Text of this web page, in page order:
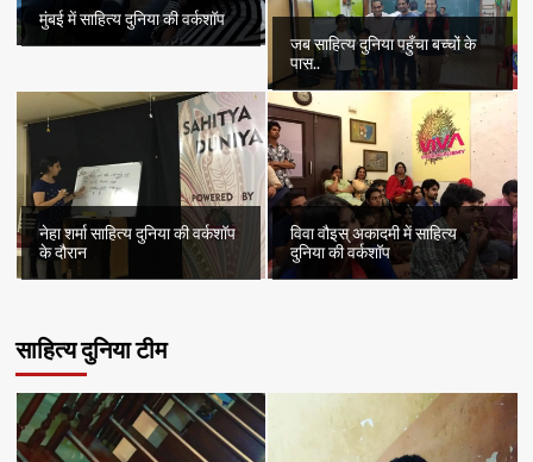
मुंबई में साहित्य दुनिया की वर्कशॉप
जब साहित्य दुनिया पहुँचा बच्चों के
पास..
नेहा शर्मा साहित्य दुनिया की वर्कशॉप
के दौरान
विवा वौइस् अकादमी में साहित्य
दुनिया की वर्कशॉप
साहित्य दुनिया टीम